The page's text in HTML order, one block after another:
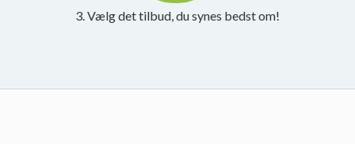
3. Vælg det tilbud, du synes bedst om!